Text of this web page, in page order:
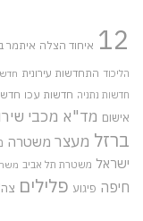
12 איחוד הצלה איתמר
הליכוד התחדשות עירונית
חדשות נתניה חדשות עכו
אישום מד"א מכבי
ברזל מעצר משטרה
ישראל משטרת תל אביב
חיפה פיגוע פלילים